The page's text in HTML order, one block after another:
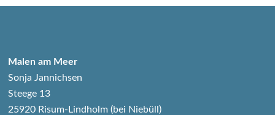
Malen am Meer
Sonja Jannichsen
Steege 13
25920 Risum-Lindholm (bei Niebüll)